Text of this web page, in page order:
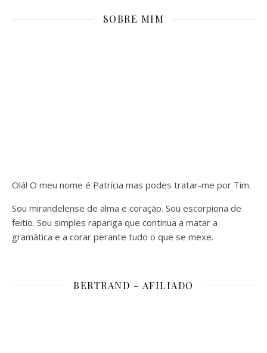
SOBRE MIM
Olá! O meu nome é Patrícia mas podes tratar-me por Tim.
Sou mirandelense de alma e coração. Sou escorpiona de
feitio. Sou simples rapariga que continua a matar a
gramática e a corar perante tudo o que se mexe.
BERTRAND – AFILIADO